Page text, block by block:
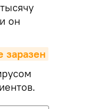
он
заразен